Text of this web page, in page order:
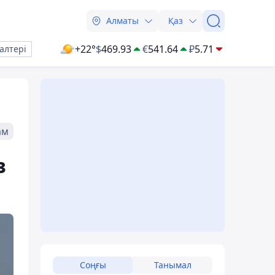
Алматы Қаз
+22°$469.93 €541.64 ₽5.71
Соңғы Танымал